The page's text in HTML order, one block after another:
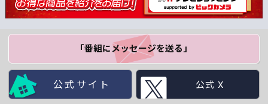
「番組にメッセージを送る」
公式サイト 公式 X